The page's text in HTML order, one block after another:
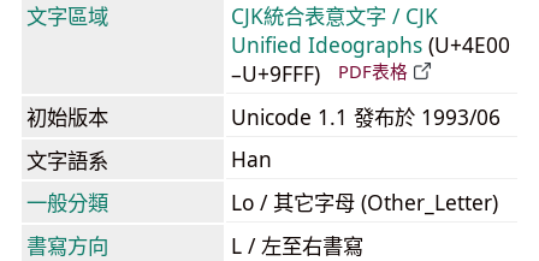
文字區域
CJK統合表意文字 / CJK
Unified Ideographs (U+4E00
–U+9FFF)
PDF表格
初始版本
Unicode 1.1 發布於 1993/06
文字語系
Han
一般分類
Lo / 其它字母 (Other_Letter)
書寫方向
L / 左至右書寫